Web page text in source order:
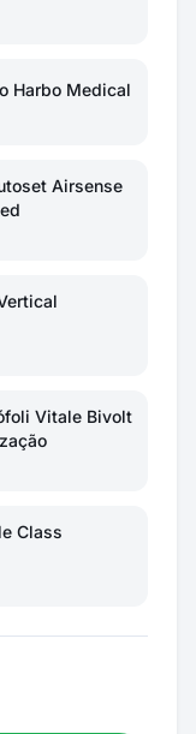
Harbo Medical
Airsense
Vitale Bivolt
Class